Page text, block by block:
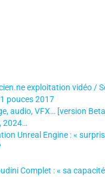
exploitation vidéo
pouces 2017
audio, VFX… [version
2024…
Unreal Engine : «
Complet : « sa